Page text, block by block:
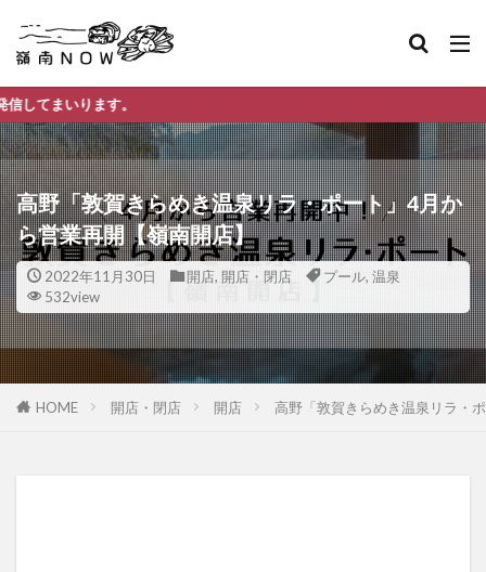
高野「敦賀きらめき温泉リラ・ポート」4月か
ら営業再開【嶺南開店】
2022年11月30日 開店, 開店・閉店 プール, 温泉
532view
HOME 開店・閉店 開店 高野「敦賀きらめき温泉リラ・